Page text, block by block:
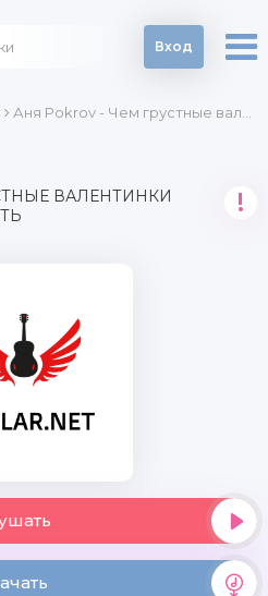
Вход
Аня Pokrov - Чем грустные валентинки хотели близкими стать
ВАЛЕНТИНКИ
!